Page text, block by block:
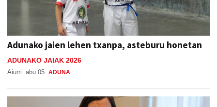
Adunako jaien lehen txanpa, asteburu honetan
ADUNAKO JAIAK 2026
Aiurri abu 05 ADUNA